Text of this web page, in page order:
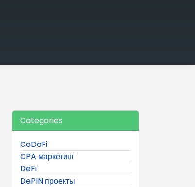
Categories
CeDeFi
CPA маркетинг
DeFi
DePIN проекты